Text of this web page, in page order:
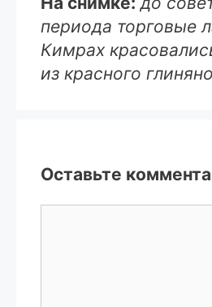
периода торговые
Кимрах
из красного
Оставьте